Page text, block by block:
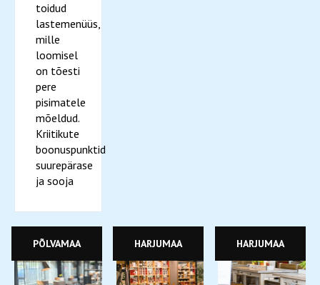
toidud
lastemenüüs,
mille
loomisel
on tõesti
pere
pisimatele
mõeldud.
Kriitikute
boonuspunktid
suurepärase
ja sooja
PÕLVAMAA HARJUMAA HARJUMAA